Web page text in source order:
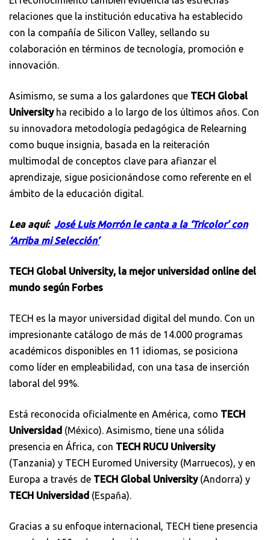
relaciones que la institución educativa ha establecido
con la compañía de Silicon Valley, sellando su
colaboración en términos de tecnología, promoción e
innovación.
Asimismo, se suma a los galardones que TECH Global
Universityha recibido a lo largo de los últimos años. Con
su innovadora metodología pedagógica de Relearning
como buque insignia, basada en la reiteración
multimodal de conceptos clave para afianzar el
aprendizaje, sigue posicionándose como referente en el
ámbito de la educación digital.
Lea aquí: José Luis Morrón le canta a la ‘Tricolor’ con
‘Arriba mi Selección’
TECH Global University, la mejor universidad online del
mundo según Forbes
TECH es la mayor universidad digital del mundo. Con un
impresionante catálogo de más de 14.000 programas
académicos disponibles en 11 idiomas, se posiciona
como líder en empleabilidad, con una tasa de inserción
laboral del 99%.
Está reconocida oficialmente en América, como TECH
Universidad (México). Asimismo, tiene una sólida
presencia en África, con TECH RUCU University
(Tanzania) y TECH Euromed University (Marruecos), y en
Europa a través de TECH Global University(Andorra) y
TECH Universidad (España).
Gracias a su enfoque internacional, TECH tiene presencia